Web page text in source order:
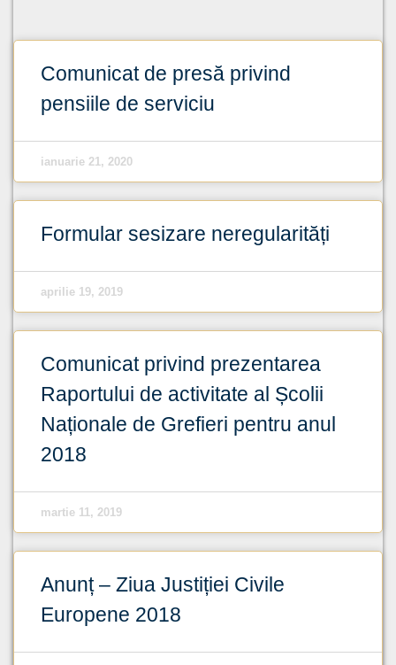
Comunicat de presă privind
pensiile de serviciu
ianuarie 21, 2020
Formular sesizare neregularități
aprilie 19, 2019
Comunicat privind prezentarea
Raportului de activitate al Școlii
Naționale de Grefieri pentru anul
2018
martie 11, 2019
Anunț – Ziua Justiției Civile
Europene 2018